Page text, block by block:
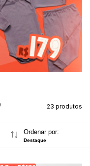
23 produtos
Ordenar por:
Destaque